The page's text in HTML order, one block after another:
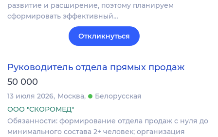
развитие и расширение, поэтому планируем
сформировать эффективный…
Откликнуться
Руководитель отдела прямых продаж
50 000
13 июля 2026 Москва
Белорусская
ООО "СКОРОМЕД"
Обязанности: формирование отдела продаж с нуля до
минимального состава 2+ человек; организация